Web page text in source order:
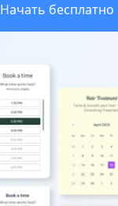
Начать бесплатно